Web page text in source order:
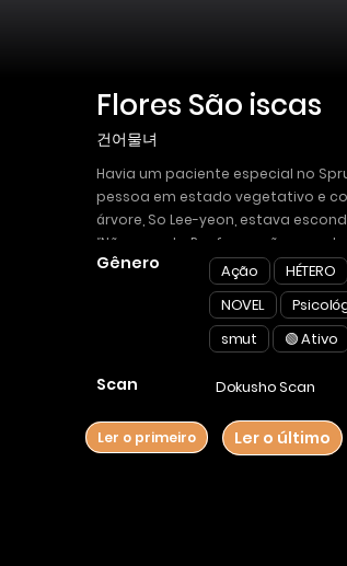
Flores São iscas
건어물녀
Havia um paciente especial no
pessoa em estado vegetativo e
árvore, So Lee-yeon, estava
“Não acorde. Por favor, não
em silêncio, então ela rezava todas
dia, por puro milagre ou falha, a
vegetativo acordou! “Você veio
desse pobre coitado?” Na frente
perdido a memória e o bom
mentira que não podia ser
Chae-woo.” Para o homem que
tentou matá-la há dois anos!
Gênero Ação HÉTERO
NOVEL
smut
🟢 Ativo
Scan Dokusho Scan
Ler o primeiro Ler o último